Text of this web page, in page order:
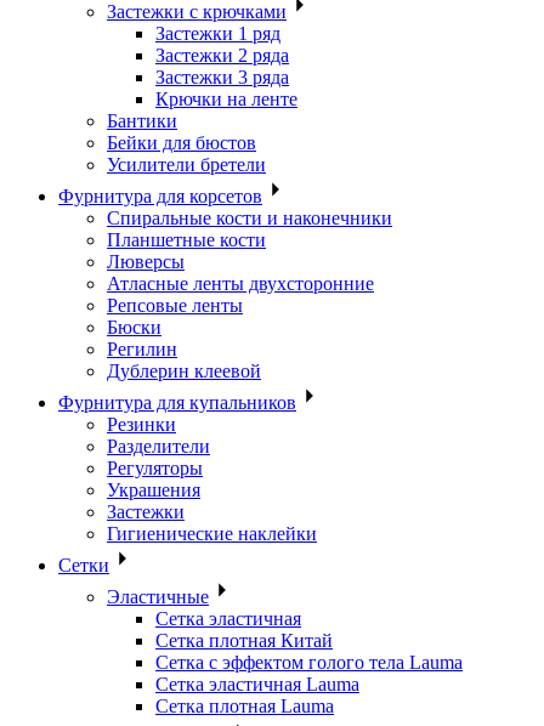
Застежки с крючками
Застежки 1 ряд
Застежки 2 ряда
Застежки 3 ряда
Крючки на ленте
Бантики
Бейки для бюстов
Усилители бретели
Фурнитура для корсетов
Спиральные кости и наконечники
Планшетные кости
Люверсы
Атласные ленты двухсторонние
Репсовые ленты
Бюски
Регилин
Дублерин клеевой
Фурнитура для купальников
Резинки
Разделители
Регуляторы
Украшения
Застежки
Гигиенические наклейки
Сетки
Эластичные
Сетка эластичная
Сетка плотная Китай
Сетка с эффектом голого тела Lauma
Сетка эластичная Lauma
Сетка плотная Lauma